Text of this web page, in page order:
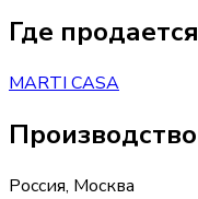
Где продается
MARTI CASA
Производство
Россия, Москва